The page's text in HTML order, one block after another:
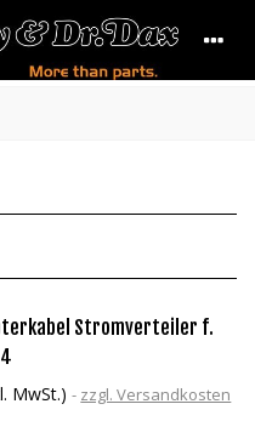
Stromverteiler f.
MwSt.)
zzgl. Versandkosten